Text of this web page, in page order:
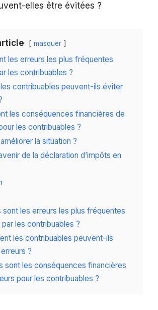
elles être évitées ?
masquer
les erreurs les plus fréquentes
les contribuables ?
contribuables peuvent-ils éviter
les conséquences financières de
les contribuables ?
la situation ?
de la déclaration d’impôts en
sont les erreurs les plus fréquentes
les contribuables ?
les contribuables peuvent-ils
?
sont les conséquences financières
pour les contribuables ?